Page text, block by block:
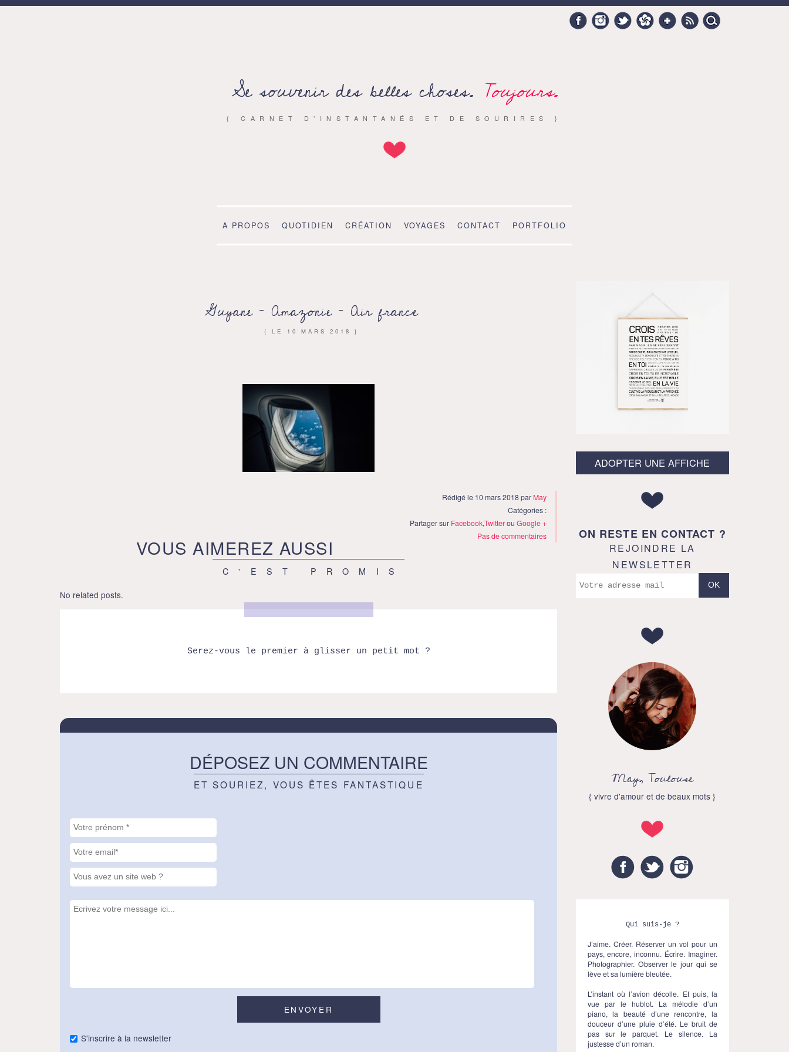
Search
for:
FacebookInstagramTwitter HellocotonGoogle +
RSS
Se souvenir des belles choses. Toujours.
{ CARNET D’INSTANTANÉS ET DE SOURIRES }
A PROPOS QUOTIDIEN CRÉATION VOYAGES CONTACT PORTFOLIO
Guyane – Amazonie – Air france
{ LE 10 MARS 2018 }
Rédigé le 10 mars 2018 par May
Catégories :
Partager sur Facebook,TwitterouGoogle +
Pas de commentaires
VOUS AIMEREZ AUSSI
C'EST PROMIS
No related posts.
Serez-vous le premier à glisser un petit mot ?
DÉPOSEZ UN COMMENTAIRE
ET SOURIEZ, VOUS ÊTES FANTASTIQUE
S'inscrire à la newsletter
ADOPTER UNE AFFICHE
ON RESTE EN CONTACT ?
REJOINDRE LA
NEWSLETTER
May, Toulouse
{ vivre d'amour et de beaux mots }
FacebookTwitter
Qui suis-je ?
J’aime. Créer. Réserver un vol pour un
pays, encore, inconnu. Écrire. Imaginer.
Photographier. Observer le jour qui se
lève et sa lumière bleutée.
L’instant où l’avion décolle. Et puis, la
vue par le hublot. La mélodie d’un
piano, la beauté d’une rencontre, la
douceur d’une pluie d’été. Le bruit de
pas sur le parquet. Le silence. La
justesse d’un roman.